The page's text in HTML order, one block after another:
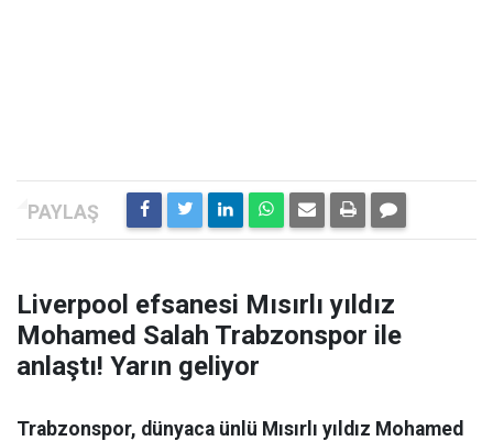
Liverpool efsanesi Mısırlı yıldız
Mohamed Salah Trabzonspor ile
anlaştı! Yarın geliyor
Trabzonspor, dünyaca ünlü Mısırlı yıldız Mohamed